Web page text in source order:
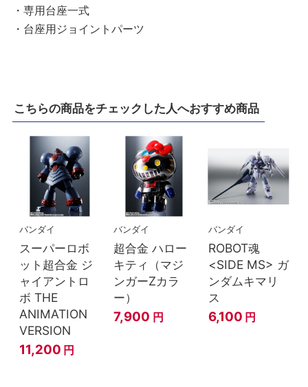
・専用台座一式
・台座用ジョイントパーツ
こちらの商品をチェックした人へおすすめ商品
バンダイ
スーパーロボ
ット超合金 ジ
ャイアントロ
ボ THE
ANIMATION
VERSION
11,200 円
バンダイ
超合金 ハロー
キティ（マジ
ンガーZカラ
ー）
7,900 円
バンダイ
ROBOT魂
<SIDE MS> ガ
ンダムキマリ
ス
6,100 円